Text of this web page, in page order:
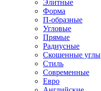
Элитные
Форма
П-образные
Угловые
Прямые
Радиусные
Скошенные углы
Стиль
Современные
Евро